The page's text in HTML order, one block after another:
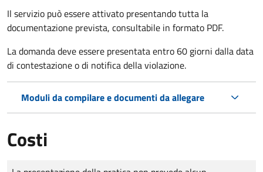
Il servizio può essere attivato presentando tutta la
documentazione prevista, consultabile in formato PDF.
La domanda deve essere presentata entro 60 giorni dalla data
di contestazione o di notifica della violazione.
Moduli da compilare e documenti da allegare
Costi
Tipo di pagamento
Importo